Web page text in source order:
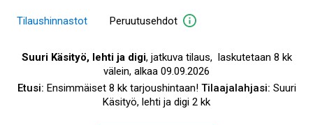
Tilaushinnastot Peruutusehdot
Suuri Käsityö, lehti ja digi, jatkuvatilaus, laskutetaan 8 kk
välein, alkaa 09.09.2026
Etusi: Ensimmäiset 8 kk tarjoushintaan! Tilaajalahjasi: Suuri
Käsityö, lehti ja digi 2 kk